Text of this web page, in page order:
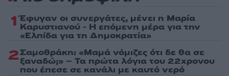
1 Έφυγαν οι συνεργάτες, μένει η Μαρία
Καρυστιανού - Η επόμενη μέρα για την
«Ελπίδα για τη Δημοκρατία»
2Σαμοθράκη: «Μαμά νόμιζες ότι δε θα σε
ξαναδώ;» – Τα πρώτα λόγια του 22χρονου
που έπεσε σε κανάλι με καυτό νερό